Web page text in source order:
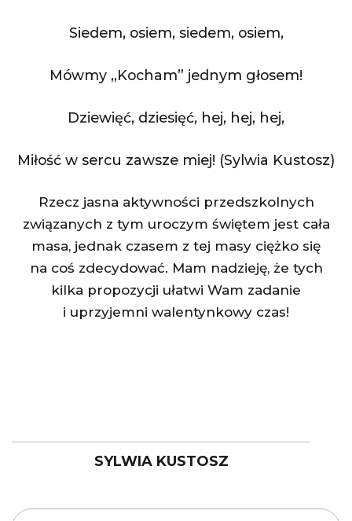
Siedem, osiem, siedem, osiem,
Mówmy „Kocham” jednym głosem!
Dziewięć, dziesięć, hej, hej, hej,
Miłość w sercu zawsze miej! (Sylwia Kustosz)
Rzecz jasna aktywności przedszkolnych
związanych z tym uroczym świętem jest cała
masa, jednak czasem z tej masy ciężko się
na coś zdecydować. Mam nadzieję, że tych
kilka propozycji ułatwi Wam zadanie
i uprzyjemni walentynkowy czas!
SYLWIA KUSTOSZ